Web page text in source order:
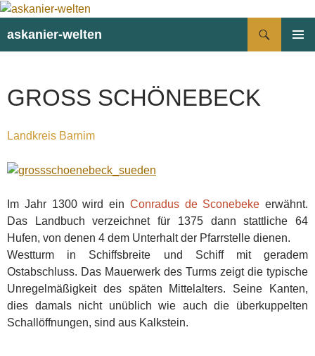
askanier-welten
GROSS SCHÖNEBECK
Landkreis Barnim
Im Jahr 1300 wird ein Conradus de Sconebeke erwähnt.
Das Landbuch verzeichnet für 1375 dann stattliche 64
Hufen, von denen 4 dem Unterhalt der Pfarrstelle dienen.
Westturm in Schiffsbreite und Schiff mit geradem
Ostabschluss. Das Mauerwerk des Turms zeigt die typische
Unregelmäßigkeit des späten Mittelalters. Seine Kanten,
dies damals nicht unüblich wie auch die überkuppelten
Schallöffnungen, sind aus Kalkstein.